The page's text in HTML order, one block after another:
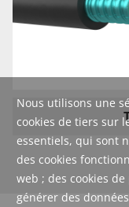
Nous utilisons une
cookies de tiers sur
essentiels, qui sont
des cookies
web ; des cookies
générer des